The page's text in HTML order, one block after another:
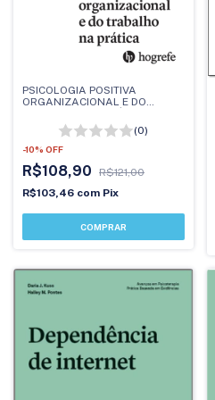
PSICOLOGIA POSITIVA
ORGANIZACIONAL E DO
(0)
-10% OFF
R$108,90
R$121,00
R$103,46 com Pix